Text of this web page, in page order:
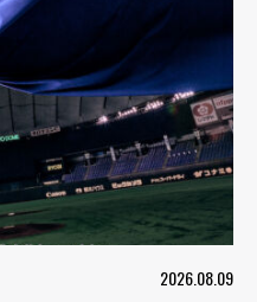
2026.08.09